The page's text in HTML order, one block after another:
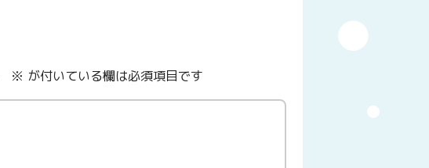
※ が付いている欄は必須項目です